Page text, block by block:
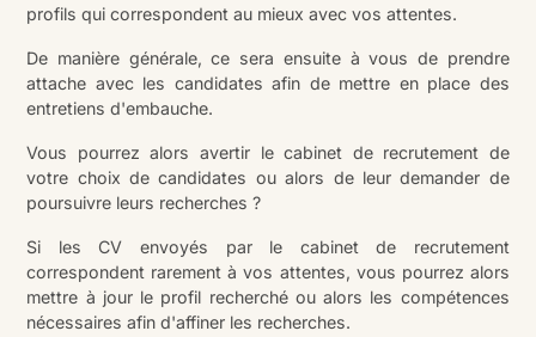
profils qui correspondent au mieux avec vos attentes.
De manière générale, ce sera ensuite à vous de prendre
attache avec les candidates afin de mettre en place des
entretiens d'embauche.
Vous pourrez alors avertir le cabinet de recrutement de
votre choix de candidates ou alors de leur demander de
poursuivre leurs recherches ?
Si les CV envoyés par le cabinet de recrutement
correspondent rarement à vos attentes, vous pourrez alors
mettre à jour le profil recherché ou alors les compétences
nécessaires afin d'affiner les recherches.